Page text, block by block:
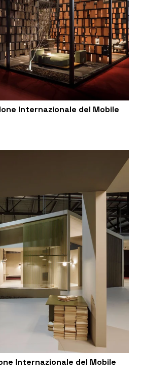
Internazionale del Mobile
Internazionale del Mobile